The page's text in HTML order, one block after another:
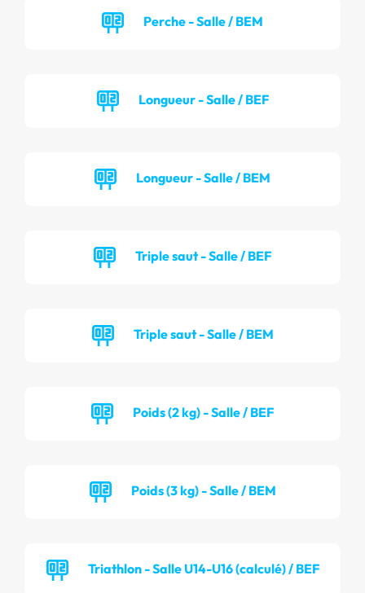
Perche - Salle / BEM
Longueur - Salle / BEF
Longueur - Salle / BEM
Triple saut - Salle / BEF
Triple saut - Salle / BEM
Poids (2 kg) - Salle / BEF
Poids (3 kg) - Salle / BEM
Triathlon - Salle U14-U16 (calculé) / BEF